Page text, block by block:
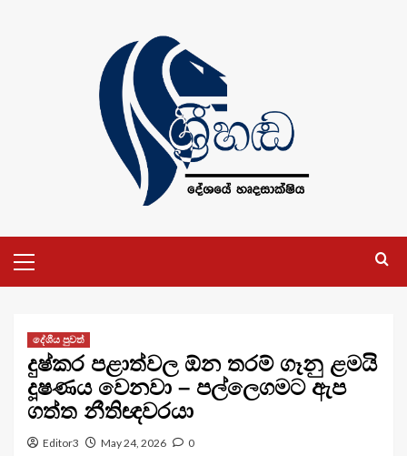
Menu
දේශීය පුවත්
දුෂ්කර පළාත්වල ඕන තරම් ගෑනු ළමයි
දූෂණය වෙනවා – පල්ලෙගමට ඇප
ගත්ත නීතිඥවරයා
Editor3 May 24, 2026 0